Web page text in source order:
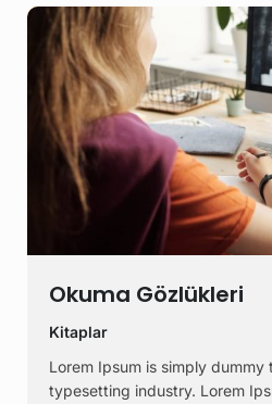
Okuma Gözlükleri
Kitaplar
Lorem Ipsum is simply
typesetting industry. Lorem